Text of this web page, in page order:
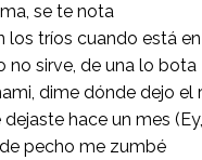
se te nota
los tríos cuando está
no sirve, de una lo bota
dime dónde dejo el
hace un mes
pecho me zumbé